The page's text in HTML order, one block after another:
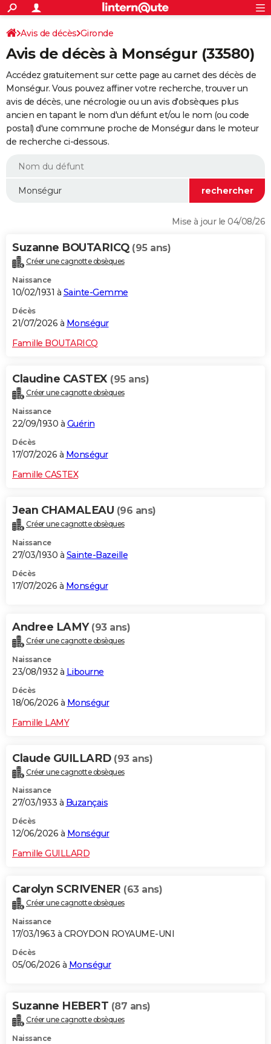
ACTUALITÉS
Politique
Société
Faits Divers
Education
Monde
Villes
+
SPORT
Coupe du monde 2026
Football
Tennis
Cyclisme
Rugby
Forum
Programme TV
TNTStreaming
Cinéma
Sorties cinéma
Musique
+
FINANCE
Retraite
Impôts
Epargne
Immobilier
Risques naturels par ville
Banque
Assurance
Crédit
AUTO
Essais
Réserver un essai
Citadines
Berlines
SUV
Forum auto
+
HIGH-TECH
BRICOLAGE
WEEK-END
Alimentation
Guide de la santé
Maladies
Médicaments
Sommeil
VOYAGE
Destinations
City break
Voyage nature
Voyage de noces
Forum
Climat
+PHOTO
GUIDES D'ACHAT
Carte de Noël
Carte Bonne année
Carte Saint-Valentin
Carte Pâques
Carte d'anniversaire
DICTIONNAIRE
Dictionnaire
Biographies
Citations
Expressions
Proverbes
PROGRAMME TV
S'inscrire
Se connecter
Lycées
Collèges
Primaires
Universités
Entreprises
Service militaire
Avis de recherche
AVIS DE DÉCÈS
FORUM
Avis de décès Gironde
Avis de décès à Monségur (33580)
Accédez gratuitement sur cette page au carnet des décès de
Monségur. Vous pouvez affiner votre recherche, trouver un
avis de décès, une nécrologie ou un avis d'obsèques plus
ancien en tapant le nom d'un défunt et/ou le nom (ou code
postal) d'une commune proche de Monségur dans le moteur
de recherche ci-dessous.
Mise à jour le 04/08/26
Suzanne BOUTARICQ (95 ans)
Créer une cagnotte obsèques
Naissance
10/02/1931 à Sainte-Gemme
Décès
21/07/2026 à Monségur
Famille BOUTARICQ
Claudine CASTEX (95 ans)
Créer une cagnotte obsèques
Naissance
22/09/1930 à Guérin
Décès
17/07/2026 à Monségur
Famille CASTEX
Jean CHAMALEAU (96 ans)
Créer une cagnotte obsèques
Naissance
27/03/1930 à Sainte-Bazeille
Décès
17/07/2026 à Monségur
Andree LAMY (93 ans)
Créer une cagnotte obsèques
Naissance
23/08/1932 à Libourne
Décès
18/06/2026 à Monségur
Famille LAMY
Claude GUILLARD (93 ans)
Créer une cagnotte obsèques
Naissance
27/03/1933 à Buzançais
Décès
12/06/2026 à Monségur
Famille GUILLARD
Carolyn SCRIVENER (63 ans)
Créer une cagnotte obsèques
Naissance
17/03/1963 à CROYDON ROYAUME-UNI
Décès
05/06/2026 à Monségur
Suzanne HEBERT (87 ans)
Créer une cagnotte obsèques
Naissance